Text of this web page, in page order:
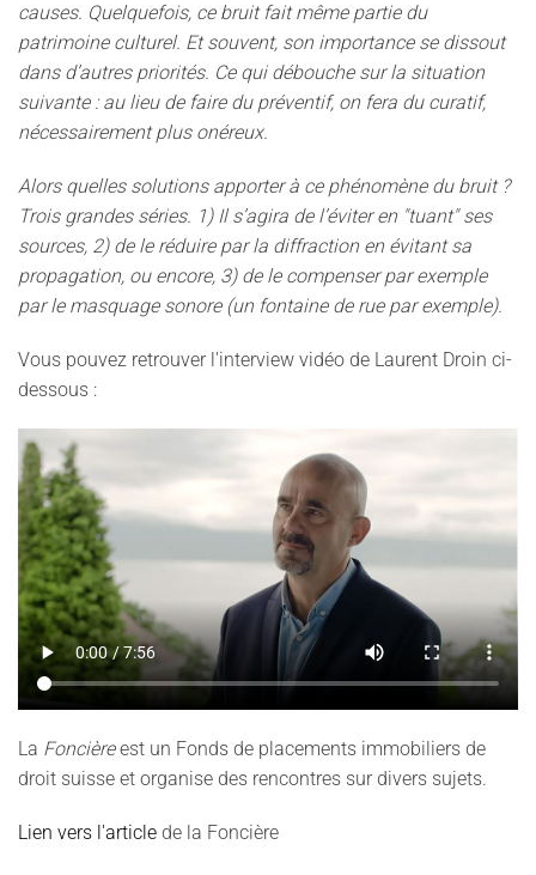
causes. Quelquefois, ce bruit fait même partie du
patrimoine culturel. Et souvent, son importance se dissout
dans d’autres priorités. Ce qui débouche sur la situation
suivante : au lieu de faire du préventif, on fera du curatif,
nécessairement plus onéreux.
Alors quelles solutions apporter à ce phénomène du bruit ?
Trois grandes séries. 1) Il s’agira de l’éviter en "tuant" ses
sources, 2) de le réduire par la diffraction en évitant sa
propagation, ou encore, 3) de le compenser par exemple
par le masquage sonore (un fontaine de rue par exemple).
Vous pouvez retrouver l'interview vidéo de Laurent Droin ci-
dessous :
La Foncièreest un Fonds de placements immobiliers de
droit suisse et organise des rencontres sur divers sujets.
Lien vers l'article de la Foncière